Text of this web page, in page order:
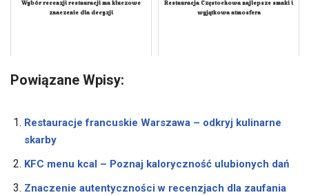
Wybór recenzji restauracji ma kluczowe
znaczenie dla decyzji
Restauracja Częstochowa najlepsze smaki i
wyjątkowa atmosfera
Powiązane Wpisy:
Restauracje francuskie Warszawa – odkryj kulinarne
skarby
KFC menu kcal – Poznaj kaloryczność ulubionych dań
Znaczenie autentyczności w recenzjach dla zaufania